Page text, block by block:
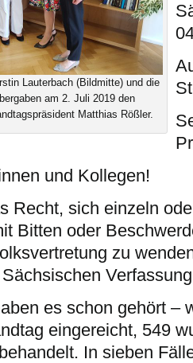
Lauterbach (Bildmitte) und die
am 2. Juli 2019 den
Matthias Rößler.
und Kollegen!
Recht, sich einzeln
Bitten oder
zu
es schon gehört –
eingereicht, 549
In sieben